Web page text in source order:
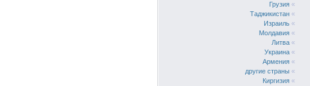
Грузия «
Таджикистан «
Израиль «
Молдавия «
Литва «
Украина «
Армения «
другие страны «
Киргизия «